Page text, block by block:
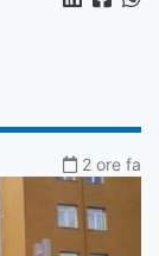
2 ore fa